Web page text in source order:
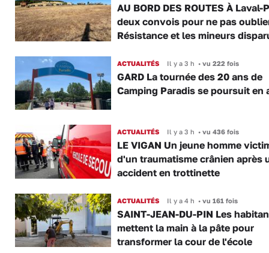
AU BORD DES ROUTES À Laval-
deux convois pour ne pas
Résistance et les mineurs
ACTUALITÉS Il y a 3 h •vu 222 fois
GARD La tournée des 20 ans de
Camping Paradis se poursuit en
ACTUALITÉS Il y a 3 h •vu 436 fois
LE VIGAN Un jeune homme
d'un traumatisme crânien après
accident en trottinette
ACTUALITÉS Il y a 4 h •vu 161 fois
SAINT-JEAN-DU-PIN Les
mettent la main à la pâte pour
transformer la cour de l'école